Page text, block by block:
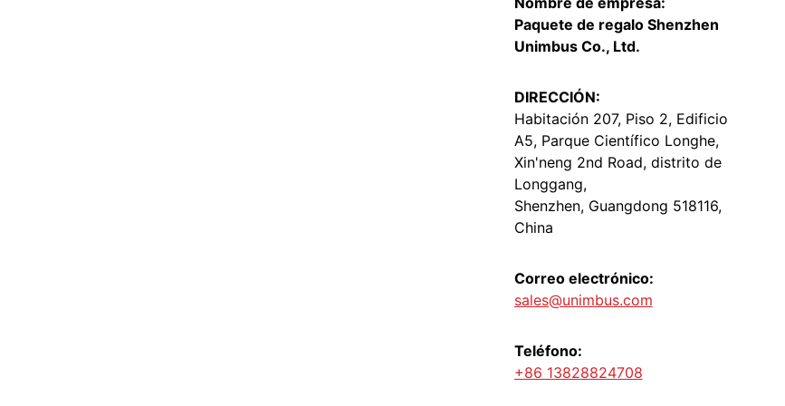
Paquete de regalo Shenzhen
Unimbus Co., Ltd.
DIRECCIÓN:
Habitación 207, Piso 2, Edificio
A5, Parque Científico Longhe,
Xin'neng 2nd Road, distrito de
Longgang,
Shenzhen, Guangdong 518116,
China
Correo electrónico:
sales@unimbus.com
Teléfono:
+86 13828824708